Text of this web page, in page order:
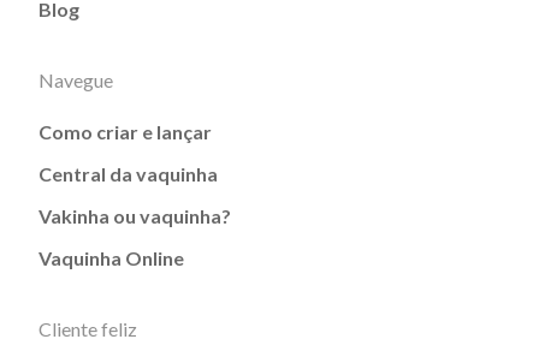
Blog
Navegue
Como criar e lançar
Central da vaquinha
Vakinha ou vaquinha?
Vaquinha Online
Cliente feliz